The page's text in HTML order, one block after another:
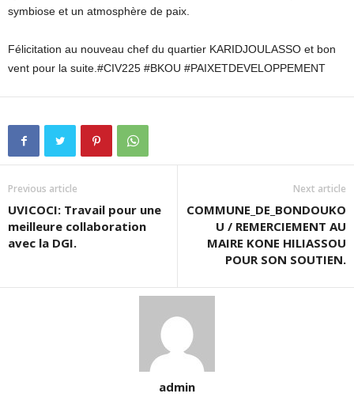
symbiose et un atmosphère de paix.
Félicitation au nouveau chef du quartier KARIDJOULASSO et bon
vent pour la suite.#CIV225 #BKOU #PAIXETDEVELOPPEMENT
Previous article
UVICOCI: Travail pour une
meilleure collaboration
avec la DGI.
Next article
COMMUNE_DE_BONDOUKO
U / REMERCIEMENT AU
MAIRE KONE HILIASSOU
POUR SON SOUTIEN.
admin